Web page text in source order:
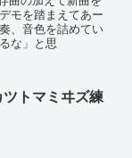
モを踏まえてあー
、音色を詰めてい
な」と思
トマミヰズ練